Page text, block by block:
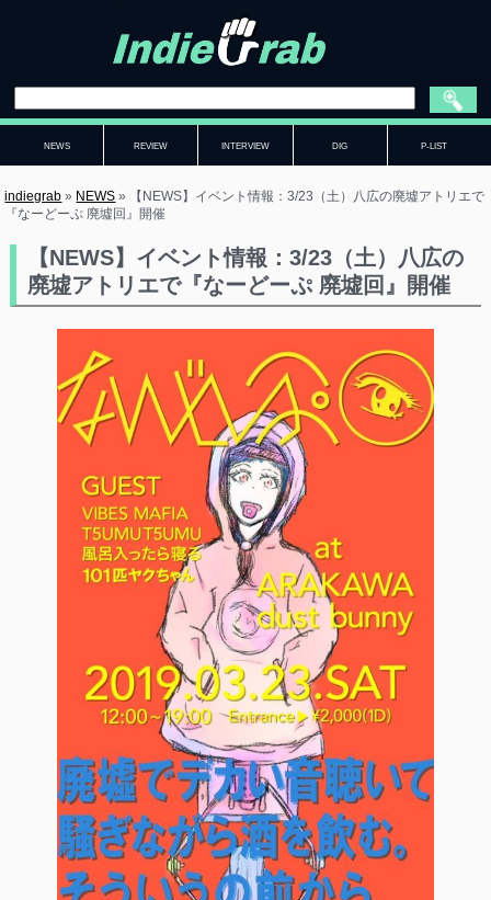
NEWS REVIEW INTERVIEW DIG P-LIST
indiegrab » NEWS »
【NEWS】イベント情報：3/23（土）八広の廃墟アトリエで
『なーどーぷ 廃墟回』開催
【NEWS】イベント情報：3/23（土）八広の
廃墟アトリエで『なーどーぷ 廃墟回』開催